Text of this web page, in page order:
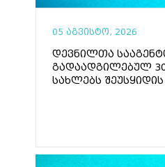
05 აგვისტო, 2026
დევნილთა
გადაადგილებულ
სახლებს შეუსყიდის